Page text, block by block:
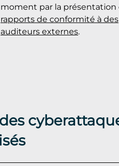
moment par la présentation
rapports de conformité à des
auditeurs externes.